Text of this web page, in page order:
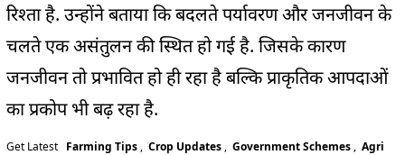
रिश्ता है. उन्होंने बताया कि बदलते पर्यावरण और जनजीवन के
चलते एक असंतुलन की स्थित हो गई है. जिसके कारण
जनजीवन तो प्रभावित हो ही रहा है बल्कि प्राकृतिक आपदाओं
का प्रकोप भी बढ़ रहा है.
Get Latest Farming Tips , Crop Updates , Government Schemes , Agri